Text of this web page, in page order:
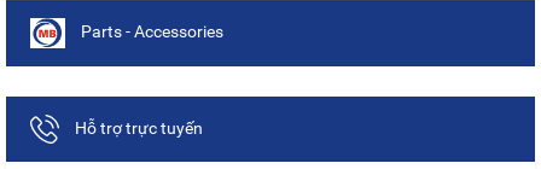
Parts - Accessories
Hỗ trợ trực tuyến